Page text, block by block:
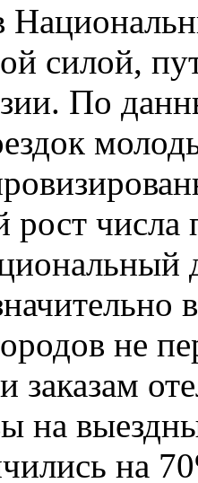
силой,
По
рост
не
заказам
на
на